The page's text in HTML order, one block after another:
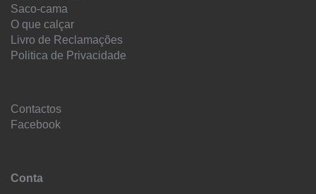
Saco-cama
O que calçar
Livro de Reclamações
Politica de Privacidade
Contactos
Facebook
Conta